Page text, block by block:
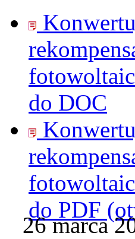
do DOC
do PDF
26 marca